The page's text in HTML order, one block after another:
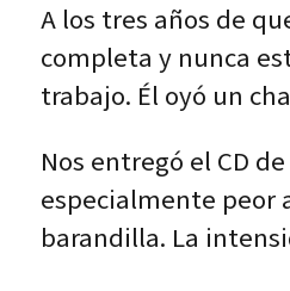
A los tres años de
completa y nunca
trabajo. Él oyó un
Nos entregó el CD
especialmente peor
barandilla. La